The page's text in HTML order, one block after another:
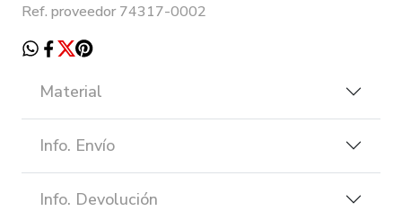
Ref. proveedor 74317-0002
Material
Info. Envío
Info. Devolución